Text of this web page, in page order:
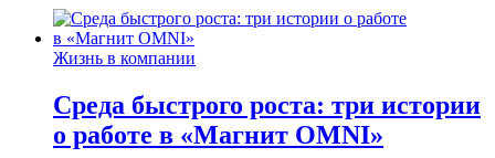
Жизнь в компании
Среда быстрого роста: три истории
о работе в «Магнит OMNI»